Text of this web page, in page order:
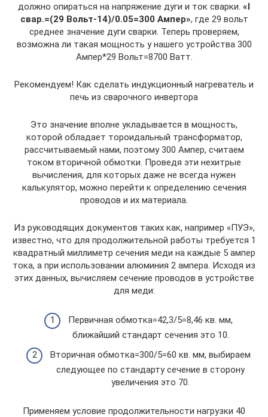
должно опираться на напряжение дуги и ток сварки. «I
свар.=(29 Вольт-14)/0.05=300 Ампер», где 29 вольт
среднее значение дуги сварки. Теперь проверяем,
возможна ли такая мощность у нашего устройства 300
Ампер*29 Вольт=8700 Ватт.
Рекомендуем! Как сделать индукционный нагреватель и
печь из сварочного инвертора
Это значение вполне укладывается в мощность,
которой обладает тороидальный трансформатор,
рассчитываемый нами, поэтому 300 Ампер, считаем
током вторичной обмотки. Проведя эти нехитрые
вычисления, для которых даже не всегда нужен
калькулятор, можно перейти к определению сечения
проводов и их материала.
Из руководящих документов таких как, например «ПУЭ»,
известно, что для продолжительной работы требуется 1
квадратный миллиметр сечения меди на каждые 5 ампер
тока, а при использовании алюминия 2 ампера. Исходя из
этих данных, вычисляем сечение проводов в устройстве
для меди:
Первичная обмотка=42,3/5=8,46 кв. мм,
ближайший стандарт сечения это 10.
Вторичная обмотка=300/5=60 кв. мм, выбираем
следующее по стандарту сечение в сторону
увеличения это 70.
Применяем условие продолжительности нагрузки 40